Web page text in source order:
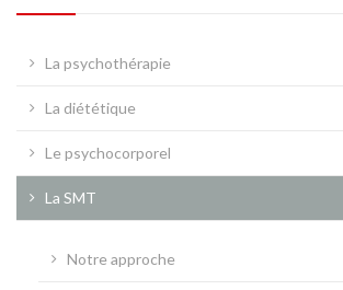
La psychothérapie
La diététique
Le psychocorporel
La SMT
Notre approche